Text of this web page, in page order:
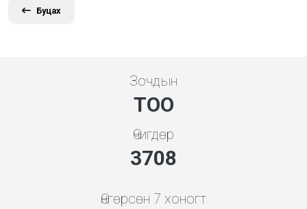
Буцах
Зочдын
ТОО
Өчигдөр
3994
Өнгөрсөн 7 хоногт